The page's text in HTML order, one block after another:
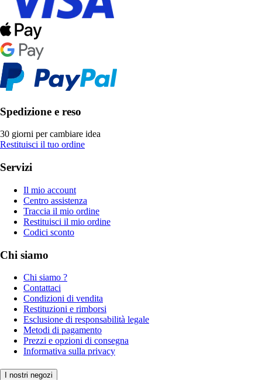
Spedizione e reso
30 giorni per cambiare idea
Restituisci il tuo ordine
Servizi
Il mio account
Centro assistenza
Traccia il mio ordine
Restituisci il mio ordine
Codici sconto
Chi siamo
Chi siamo ?
Contattaci
Condizioni di vendita
Restituzioni e rimborsi
Esclusione di responsabilità legale
Metodi di pagamento
Prezzi e opzioni di consegna
Informativa sulla privacy
I nostri negozi